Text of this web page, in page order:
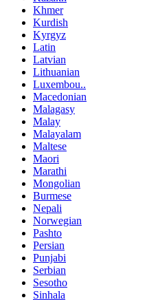
Khmer
Kurdish
Kyrgyz
Latin
Latvian
Lithuanian
Luxembou..
Macedonian
Malagasy
Malay
Malayalam
Maltese
Maori
Marathi
Mongolian
Burmese
Nepali
Norwegian
Pashto
Persian
Punjabi
Serbian
Sesotho
Sinhala